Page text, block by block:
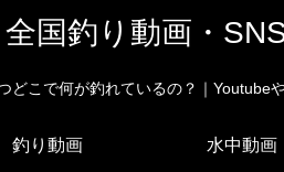
全国釣り動画・
どこで何が釣れているの？｜Youtube
釣り動画 水中動画